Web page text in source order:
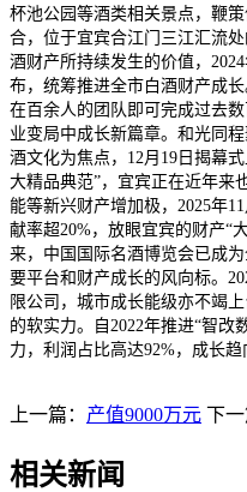
杯池公园等酒类相关景点，鞭
合，位于宜宾合江门三江汇流
酒财产所持续发生的价值，
布，统筹推进全市白酒财产成
在百余人的团队即可完成过去
业变局中成长新篇章。和光同
酒文化为焦点，12月19日揭幕
大精品典范”，宜宾正在近年来
能等新兴财产增加极，2025年
献率超20%，放眼宜宾的财产“
来，中国国际名酒博览会已成
要平台和财产成长的风向标。
限公司，城市成长能级亦不竭
的软实力。自2022年推进“智改
力，利润占比高达92%，成长
上一篇： 产值9000万元 下一
相关新闻